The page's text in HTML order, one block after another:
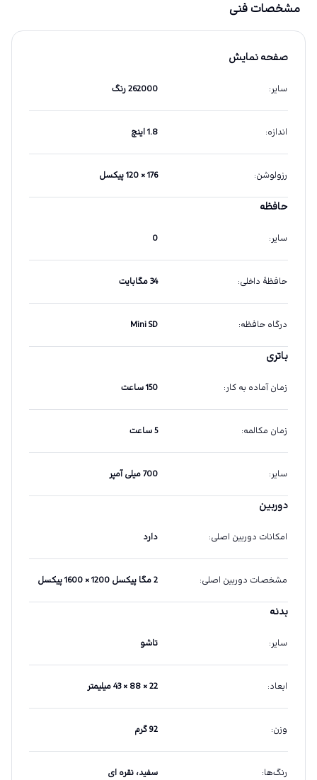
مشخصات فنی
صفحه نمایش
سایر: 262000 رنگ
اندازه: 1.8 اینچ
رزولوشن: 176 × 120 پیکسل
حافظه
سایر:
0
حافظهٔ داخلی: 34 مگابایت
درگاه حافظه:
Mini SD
باتری
زمان آماده به کار: 150 ساعت
زمان مکالمه: 5 ساعت
سایر: 700 میلی آمپر
دوربین
امکانات دوربین اصلی: دارد
مشخصات دوربین اصلی: 2 مگا پیکسل 1200 × 1600 پیکسل
بدنه
سایر: تاشو
ابعاد: 22 × 88 × 43 میلیمتر
وزن: 92 گرم
رنگ‌ها: سفید، نقره ای